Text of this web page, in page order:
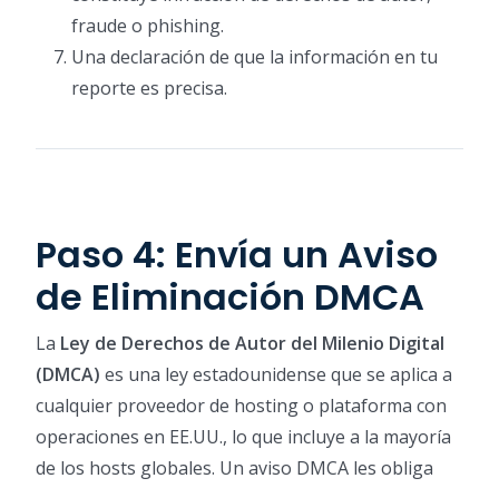
fraude o phishing.
Una declaración de que la información en tu
reporte es precisa.
Paso 4: Envía un Aviso
de Eliminación DMCA
La Ley de Derechos de Autor del Milenio Digital
(DMCA) es una ley estadounidense que se aplica a
cualquier proveedor de hosting o plataforma con
operaciones en EE.UU., lo que incluye a la mayoría
de los hosts globales. Un aviso DMCA les obliga